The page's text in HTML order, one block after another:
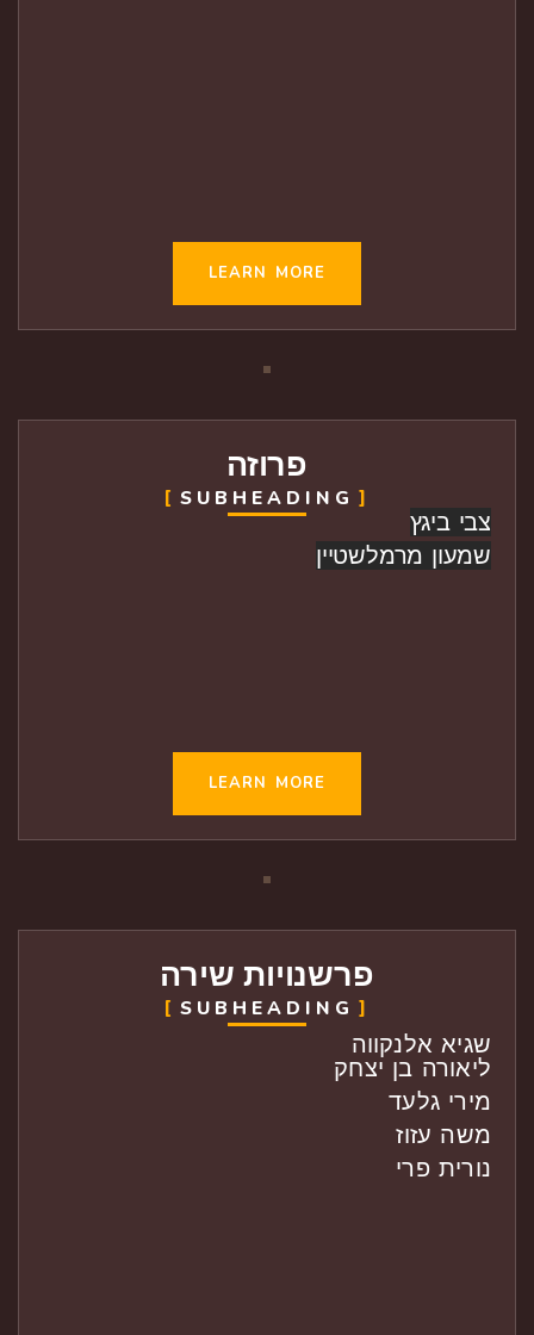
LEARN MORE
פרוזה
SUBHEADING
צבי ביגץ
שמעון מרמלשטיין
LEARN MORE
פרשנויות שירה
SUBHEADING
שגיא אלנקווה
ליאורה בן יצחק
מירי גלעד
משה עזוז
נורית פרי